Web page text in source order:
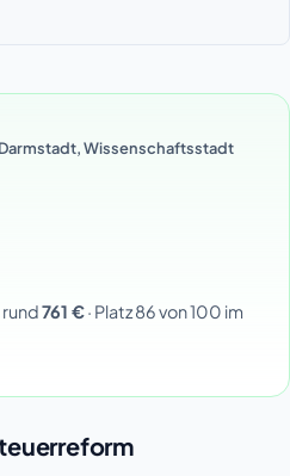
Wissenschaftsstadt
761 €· Platz 86 von 100 im